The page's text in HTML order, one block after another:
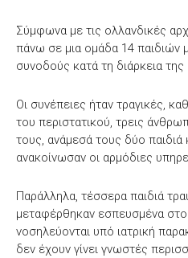
Σύμφωνα με τις ολλανδικές
πάνω σε μια ομάδα 14 παιδιών
συνοδούς κατά τη διάρκεια
Οι συνέπειες ήταν τραγικές,
του περιστατικού, τρεις
τους, ανάμεσά τους δύο παιδιά
ανακοίνωσαν οι αρμόδιες
Παράλληλα, τέσσερα παιδιά
μεταφέρθηκαν εσπευσμένα
νοσηλεύονται υπό ιατρική
δεν έχουν γίνει γνωστές